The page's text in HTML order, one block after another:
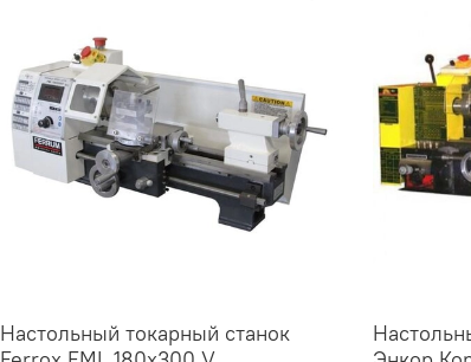
Настольный токарный станок